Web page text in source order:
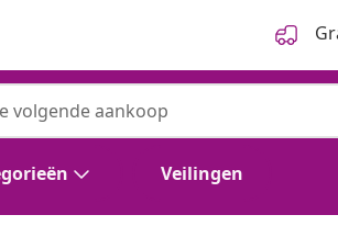
Veilingen